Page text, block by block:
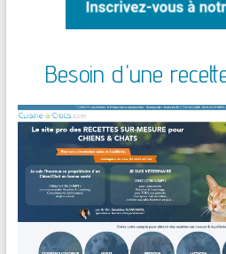
Besoin d'une